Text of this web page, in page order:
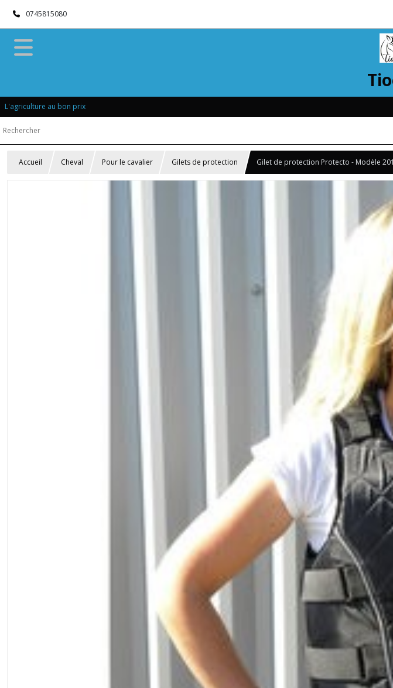
0745815080
L'agriculture au bon prix
Accueil Cheval Pour le cavalier Gilets de protection Gilet de protection Protecto - Modèle